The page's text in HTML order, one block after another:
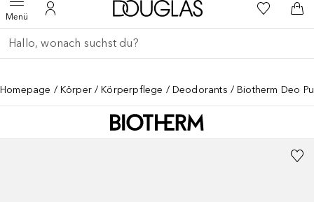
MenüMenü öffnenZu Meinem Kundenkonto
Zur Douglas Startseite
Zu Meiner
Gehe zurück
Suche ausführen
Homepage Körper Körperpflege Deodorants Biotherm Deo